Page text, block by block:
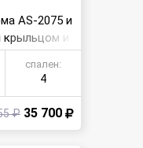
AS-2075 и
крыльцом и
спален:
4
₽ 35 700